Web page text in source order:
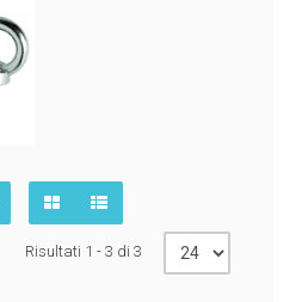
Risultati 1 - 3 di 3